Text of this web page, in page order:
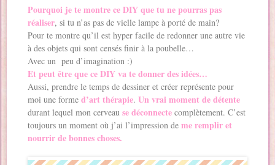
Pourquoi je te montre ce DIY que tu ne pourras pas
réaliser, si tu n’as pas de vielle lampe à porté de main?
Pour te montre qu’il est hyper facile de redonner une autre vie
à des objets qui sont censés finir à la poubelle…
Avec un peu d’imagination :)
Et peut être que ce DIY va te donner des idées…
Aussi, prendre le temps de dessiner et créer représente pour
moi une formed’art thérapie.Un vrai moment de détente
durant lequel mon cerveause déconnecte complètement. C’est
toujours un moment où j’ai l’impression deme remplir et
nourrir de bonnes choses.